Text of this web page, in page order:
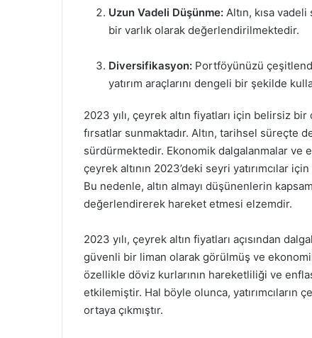
Uzun Vadeli Düşünme: Altın, kısa
bir varlık olarak değerlendirilmektedir.
Diversifikasyon: Portföyünüzü
yatırım araçlarını dengeli bir şekilde
2023 yılı, çeyrek altın fiyatları için belirsiz bir
fırsatlar sunmaktadır. Altın, tarihsel süreçte
sürdürmektedir. Ekonomik dalgalanmalar
çeyrek altının 2023’deki seyri yatırımcılar
Bu nedenle, altın almayı düşünenlerin
değerlendirerek hareket etmesi elzemdir.
2023 yılı, çeyrek altın fiyatları açısından
güvenli bir liman olarak görülmüş ve
özellikle döviz kurlarının hareketliliği ve
etkilemiştir. Hal böyle olunca, yatırımcıların
ortaya çıkmıştır.